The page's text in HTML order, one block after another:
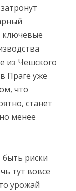
ключевые
из Чешского
Праге уже
что
станет
менее
риски
тут вовсе
урожай